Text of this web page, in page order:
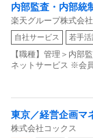
内部監査・内部統
戦略事業コンプラ
プライアンス推進
楽天グループ株式会社
自社サービス 若手活
【職種】管理＞内部
ネットサービス ※会
東京／経営企画マ
面接1回／即入社歓
株式会社コックス